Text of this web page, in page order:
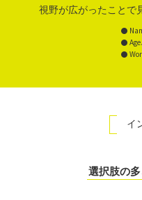
視野が広がったことで
イ
選択肢の多